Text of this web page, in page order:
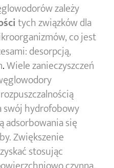
zależy
tych związków dla
co jest
desorpcją,
.Wiele zanieczyszczeń
swój hydrofobowy
adsorbowania się
Zwiększenie
stosując